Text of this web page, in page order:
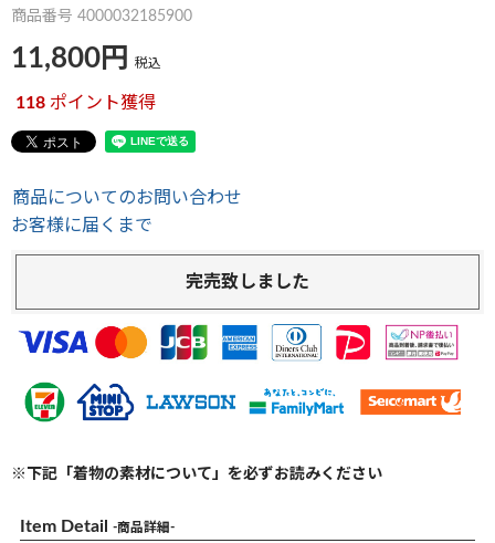
商品番号 4000032185900
11,800 税込
118 ポイント獲得
商品についてのお問い合わせ
お客様に届くまで
完売致しました
※下記「着物の素材について」を必ずお読みください
Item Detail -商品詳細-